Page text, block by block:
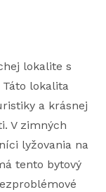
lokalite s
lokalita
a krásnej
V zimných
lyžovania na
tento bytový